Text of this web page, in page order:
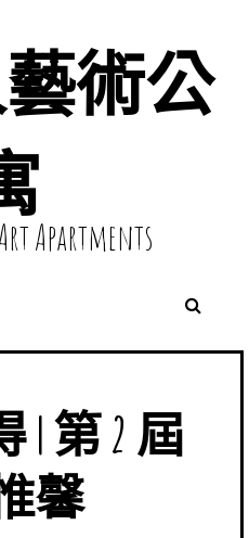
術公
Apartments
| 第 2 屆
馨